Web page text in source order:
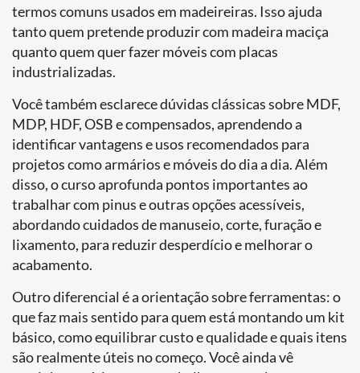
termos comuns usados em madeireiras. Isso ajuda
tanto quem pretende produzir com madeira maciça
quanto quem quer fazer móveis com placas
industrializadas.
Você também esclarece dúvidas clássicas sobre MDF,
MDP, HDF, OSB e compensados, aprendendo a
identificar vantagens e usos recomendados para
projetos como armários e móveis do dia a dia. Além
disso, o curso aprofunda pontos importantes ao
trabalhar com pinus e outras opções acessíveis,
abordando cuidados de manuseio, corte, furação e
lixamento, para reduzir desperdício e melhorar o
acabamento.
Outro diferencial é a orientação sobre ferramentas: o
que faz mais sentido para quem está montando um kit
básico, como equilibrar custo e qualidade e quais itens
são realmente úteis no começo. Você ainda vê